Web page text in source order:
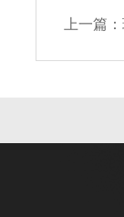
上一篇：